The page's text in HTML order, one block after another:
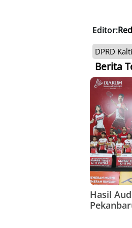
Editor:
DPRD
Berita
Hasil